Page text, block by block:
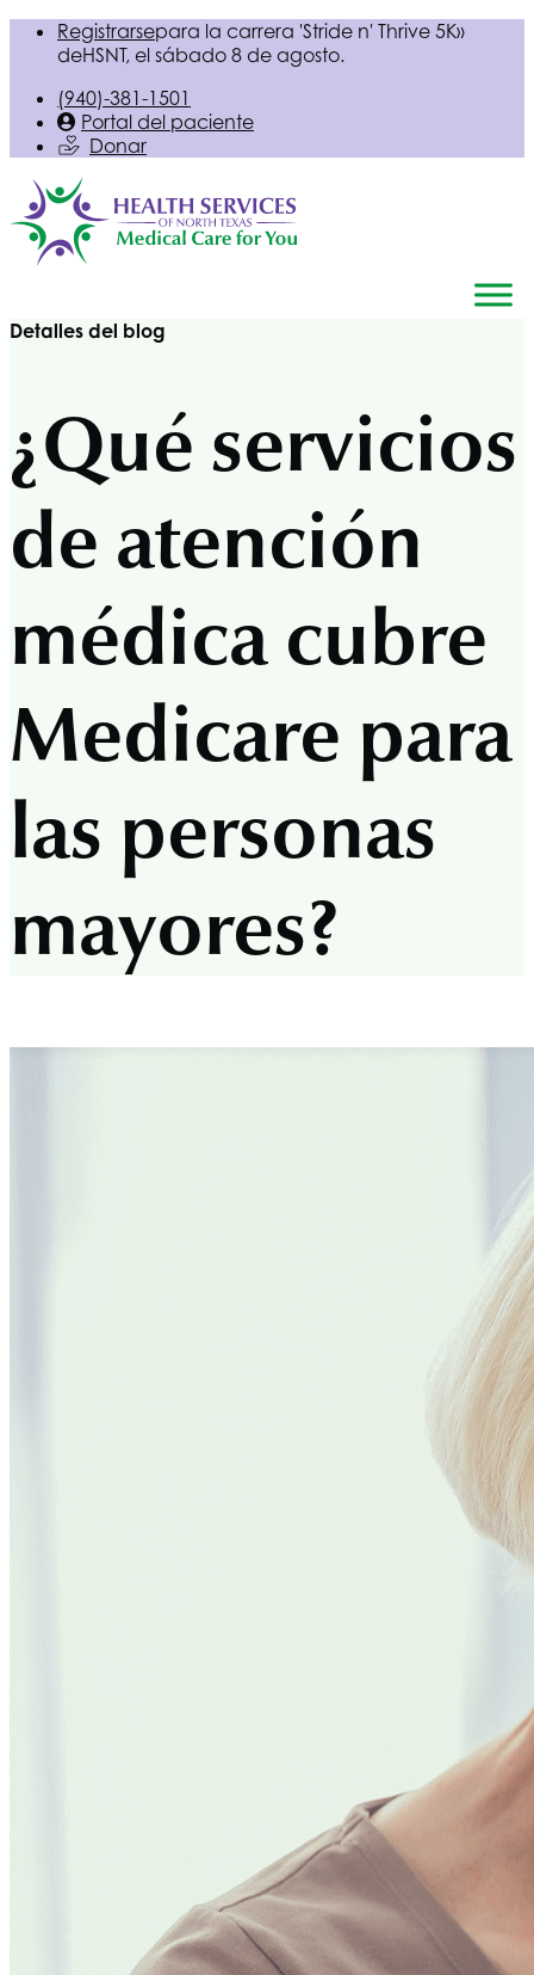
Registrarsepara la carrera 'Stride n' Thrive 5K»
deHSNT, el sábado 8 de agosto.
(940)-381-1501
Portal del paciente
Donar
Detalles del blog
¿Qué servicios
de atención
médica cubre
Medicare para
las personas
mayores?